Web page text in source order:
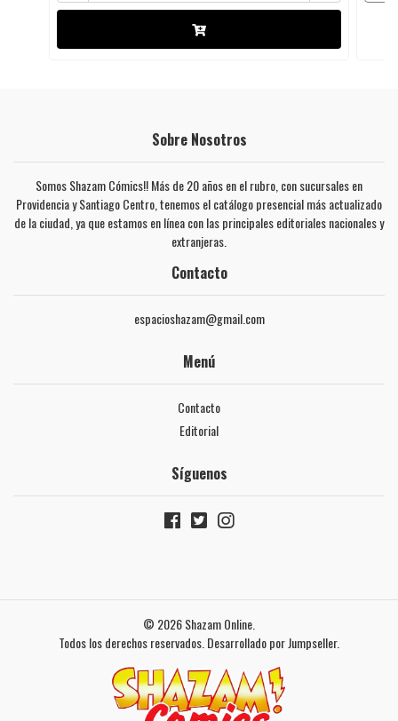
Sobre Nosotros
Somos Shazam Cómics!! Más de 20 años en el rubro, con sucursales en
Providencia y Santiago Centro, tenemos el catálogo presencial más actualizado
de la ciudad, ya que estamos en línea con las principales editoriales nacionales y
extranjeras.
Contacto
espacioshazam@gmail.com
Menú
Contacto
Editorial
Síguenos
© 2026 Shazam Online.
Todos los derechos reservados. Desarrollado por Jumpseller.